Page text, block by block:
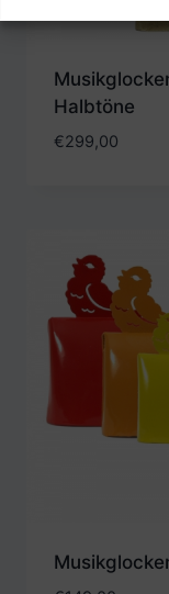
Halbtöne
€299,00